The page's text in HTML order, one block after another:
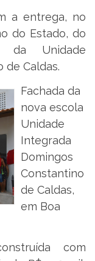
a entrega, no
do Estado, do
da Unidade
de Caldas.
Fachada da
nova escola
Unidade
Integrada
Domingos
Constantino
de Caldas,
em Boa
com